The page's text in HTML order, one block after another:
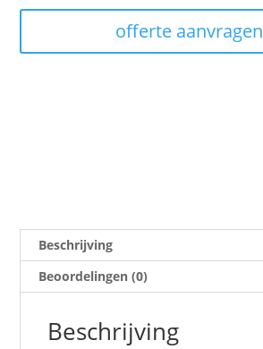
offerte aanvragen
Beschrijving
Beoordelingen (0)
Beschrijving